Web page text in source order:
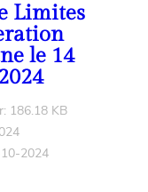
Limites
le 14
186.18 KB
2024